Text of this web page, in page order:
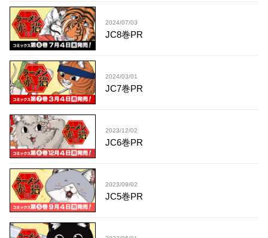
2024/07/03
JC8巻PR
2024/03/01
JC7巻PR
2023/12/02
JC6巻PR
2023/09/02
JC5巻PR